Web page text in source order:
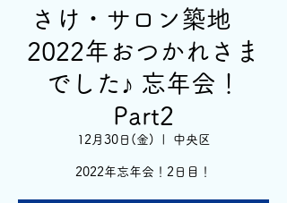
さけ・サロン築地
2022年おつかれさま
でした♪ 忘年会！
Part2
12月30日(金) 中央区
2022年忘年会！2日目！